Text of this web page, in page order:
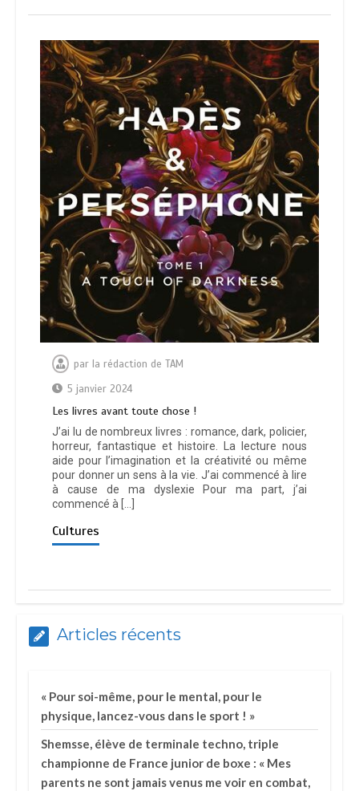
par la rédaction de TAM
5 janvier 2024
Les livres avant toute chose !
J’ai lu de nombreux livres : romance, dark, policier,
horreur, fantastique et histoire. La lecture nous
aide pour l’imagination et la créativité ou même
pour donner un sens à la vie. J’ai commencé à lire
à cause de ma dyslexie Pour ma part, j’ai
commencé à […]
Cultures
Articles récents
« Pour soi-même, pour le mental, pour le
physique, lancez-vous dans le sport ! »
Shemsse, élève de terminale techno, triple
championne de France junior de boxe : « Mes
parents ne sont jamais venus me voir en combat,